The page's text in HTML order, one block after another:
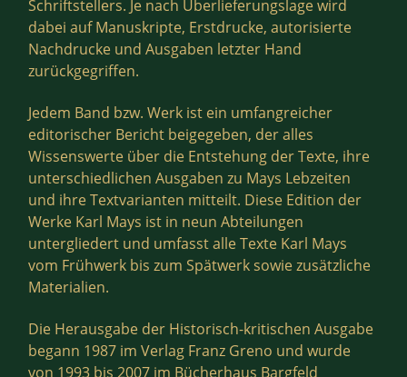
Schriftstellers. Je nach Überlieferungslage wird
dabei auf Manuskripte, Erstdrucke, autorisierte
Nachdrucke und Ausgaben letzter Hand
zurückgegriffen.
Jedem Band bzw. Werk ist ein umfangreicher
editorischer Bericht beigegeben, der alles
Wissenswerte über die Entstehung der Texte, ihre
unterschiedlichen Ausgaben zu Mays Lebzeiten
und ihre Textvarianten mitteilt. Diese Edition der
Werke Karl Mays ist in neun Abteilungen
untergliedert und umfasst alle Texte Karl Mays
vom Frühwerk bis zum Spätwerk sowie zusätzliche
Materialien.
Die Herausgabe der Historisch-kritischen Ausgabe
begann 1987 im Verlag Franz Greno und wurde
von 1993 bis 2007 im Bücherhaus Bargfeld